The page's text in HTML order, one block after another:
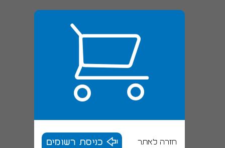
חזרה לאתר כניסת רשומים